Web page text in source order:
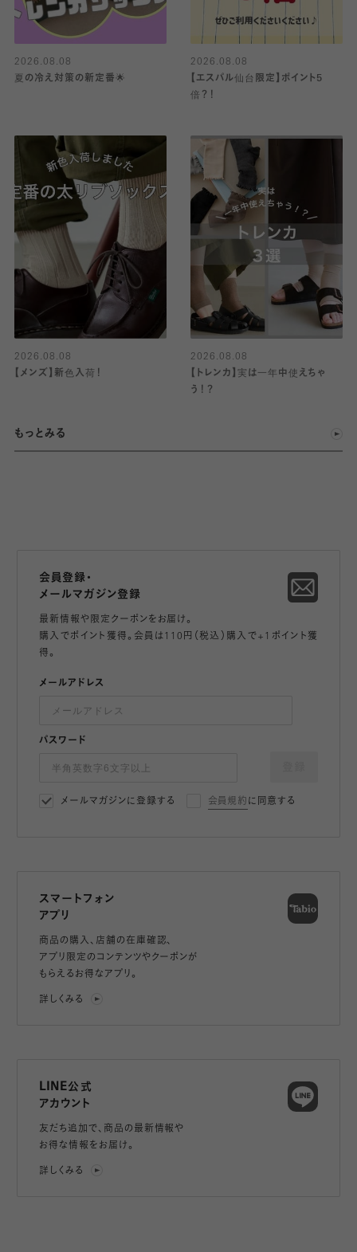
2026.08.08
夏の冷え対策の新定番🌟
2026.08.08
【エスパル仙台限定】ポイント5
倍？！
2026.08.08
【メンズ】新色入荷！
2026.08.08
【トレンカ】実は一年中使えちゃ
う！？
もっとみる
会員登録・
メールマガジン登録
最新情報や限定クーポンをお届け。
購入でポイント獲得。会員は110円（税込）購入で+1ポイント獲
得。
メールアドレス
パスワード
メールマガジンに登録する 会員規約 に同意する
スマートフォン
アプリ
商品の購入、店舗の在庫確認、
アプリ限定のコンテンツやクーポンが
もらえるお得なアプリ。
詳しくみる
LINE公式
アカウント
友だち追加で、 商品の最新情報や
お得な情報をお届け。
詳しくみる